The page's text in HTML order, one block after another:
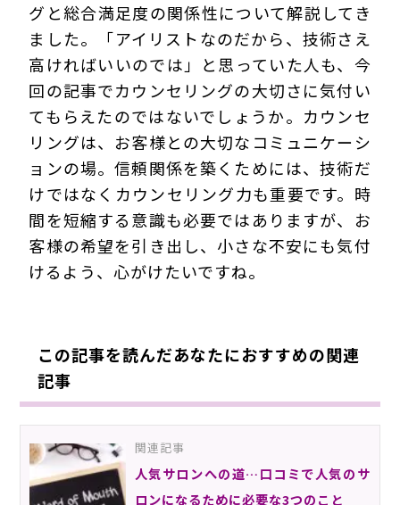
グと総合満足度の関係性について解説してき
ました。「アイリストなのだから、技術さえ
高ければいいのでは」と思っていた人も、今
回の記事でカウンセリングの大切さに気付い
てもらえたのではないでしょうか。カウンセ
リングは、お客様との大切なコミュニケーシ
ョンの場。信頼関係を築くためには、技術だ
けではなくカウンセリング力も重要です。時
間を短縮する意識も必要ではありますが、お
客様の希望を引き出し、小さな不安にも気付
けるよう、心がけたいですね。
この記事を読んだあなたにおすすめの関連
記事
関連記事
人気サロンへの道…口コミで人気のサ
ロンになるために必要な3つのこと